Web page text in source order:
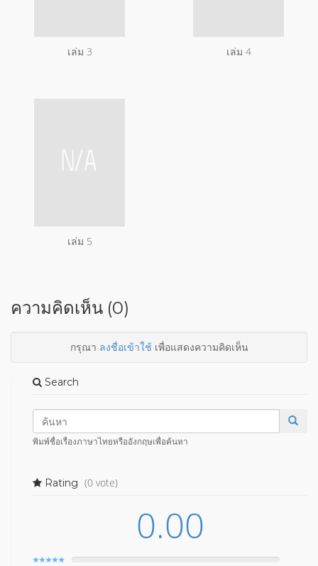
เล่ม 3 เล่ม 4
เล่ม 5
ความคิดเห็น (0)
กรุณา ลงชื่อเข้าใช้เพื่อแสดงความคิดเห็น
Search
พิมพ์ชื่อเรื่องภาษาไทยหรืออังกฤษเพื่อค้นหา
Rating (0 vote)
0.00